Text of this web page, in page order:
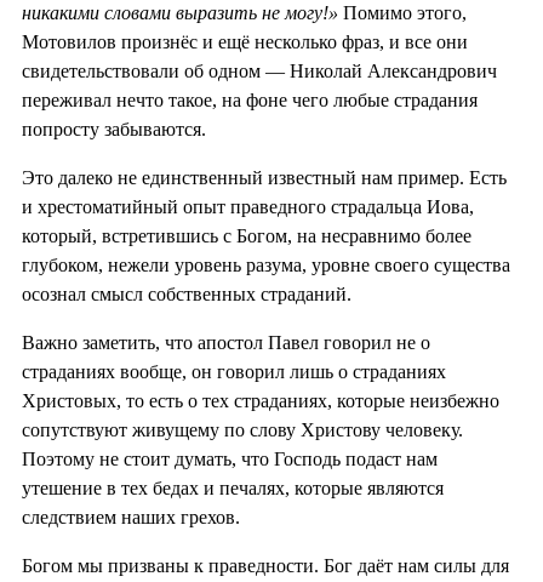
никакими словами выразить не могу!» Помимо этого,
Мотовилов произнёс и ещё несколько фраз, и все они
свидетельствовали об одном — Николай Александрович
переживал нечто такое, на фоне чего любые страдания
попросту забываются.
Это далеко не единственный известный нам пример. Есть
и хрестоматийный опыт праведного страдальца Иова,
который, встретившись с Богом, на несравнимо более
глубоком, нежели уровень разума, уровне своего существа
осознал смысл собственных страданий.
Важно заметить, что апостол Павел говорил не о
страданиях вообще, он говорил лишь о страданиях
Христовых, то есть о тех страданиях, которые неизбежно
сопутствуют живущему по слову Христову человеку.
Поэтому не стоит думать, что Господь подаст нам
утешение в тех бедах и печалях, которые являются
следствием наших грехов.
Богом мы призваны к праведности. Бог даёт нам силы для